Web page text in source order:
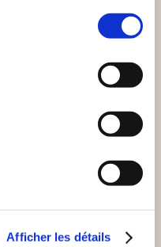
Afficher les détails
Coup de
coeur